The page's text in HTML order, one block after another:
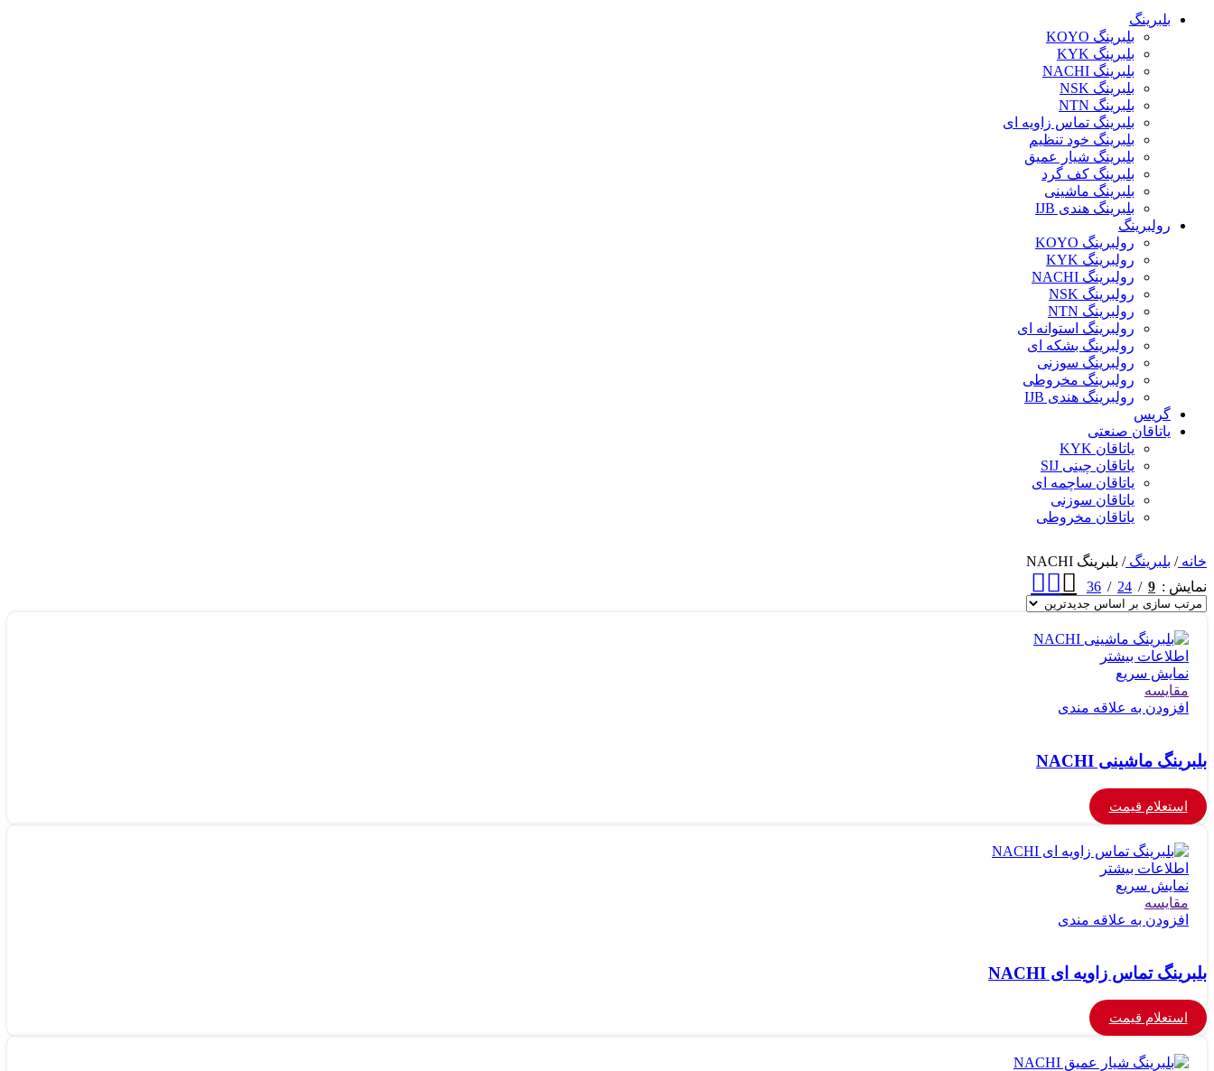
بلبرینگ
بلبرینگ KOYO
بلبرینگ KYK
بلبرینگ NACHI
بلبرینگ NSK
بلبرینگ NTN
بلبرینگ تماس زاویه ای
بلبرینگ خود تنظیم
بلبرینگ شیار عمیق
بلبرینگ کف گرد
بلبرینگ ماشینی
بلبرینگ هندی IJB
رولبرینگ
رولبرینگ KOYO
رولبرینگ KYK
رولبرینگ NACHI
رولبرینگ NSK
رولبرینگ NTN
رولبرینگ استوانه ای
رولبرینگ بشکه ای
رولبرینگ سوزنی
رولبرینگ مخروطی
رولبرینگ هندی IJB
گریس
یاتاقان صنعتی
یاتاقان KYK
یاتاقان چینی SIJ
یاتاقان ساچمه ای
یاتاقان سوزنی
یاتاقان مخروطی
خانه/ بلبرینگ/ بلبرینگ NACHI
نمایش
9
24
36
اطلاعات بیشتر
نمایش سریع
مقايسه
افزودن به علاقه مندی
بلبرینگ ماشینی NACHI
استعلام قیمت
اطلاعات بیشتر
نمایش سریع
مقايسه
افزودن به علاقه مندی
بلبرینگ تماس زاویه ای NACHI
استعلام قیمت